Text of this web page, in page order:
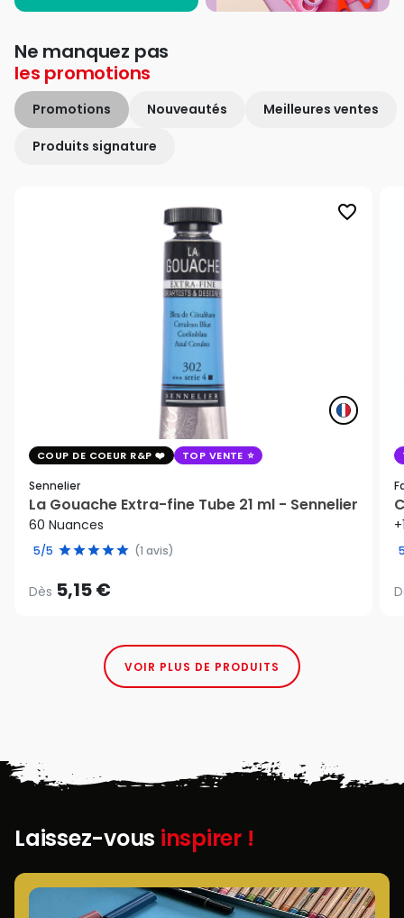
Ne manquez pas
les promotions
Promotions Nouveautés Meilleures ventes
Produits signature
favorite_border
COUP DE COEUR R&P TOP VENTE
Sennelier
La Gouache Extra-fine Tube 21 ml - Sennelier
60 Nuances
5/5 (1 avis)
Dès 5,15 €
VOIR PLUS DE PRODUITS
Laissez-vous inspirer !